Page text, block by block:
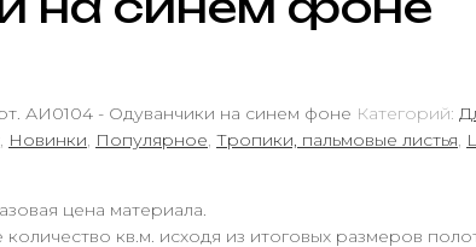
АИ0104 - Одуванчики на синем фоне Категорий:
, Новинки, Популярное, Тропики, пальмовые листья,
цена материала.
кв.м. исходя из итоговых размеров